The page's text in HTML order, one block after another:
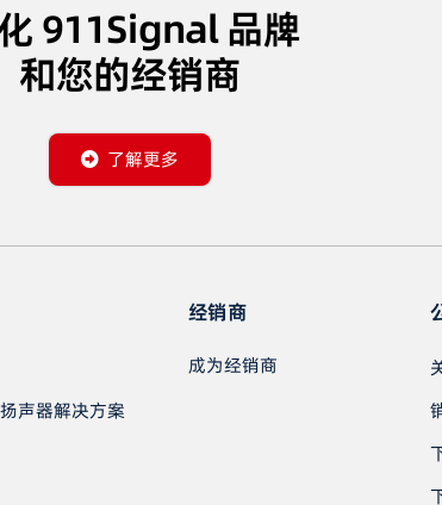
911Signal 品牌
和您的经销商
了解更多
声器解决方案
经销商
成为经销商